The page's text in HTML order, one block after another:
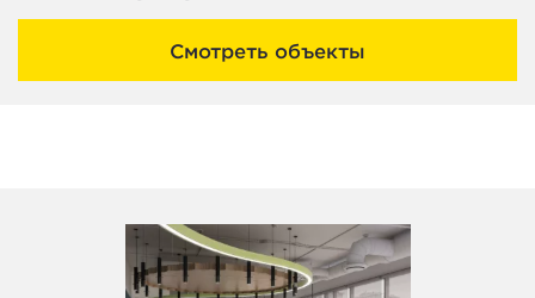
Смотреть объекты